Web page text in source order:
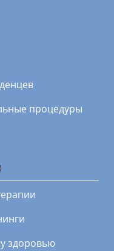
процедуры
здоровью